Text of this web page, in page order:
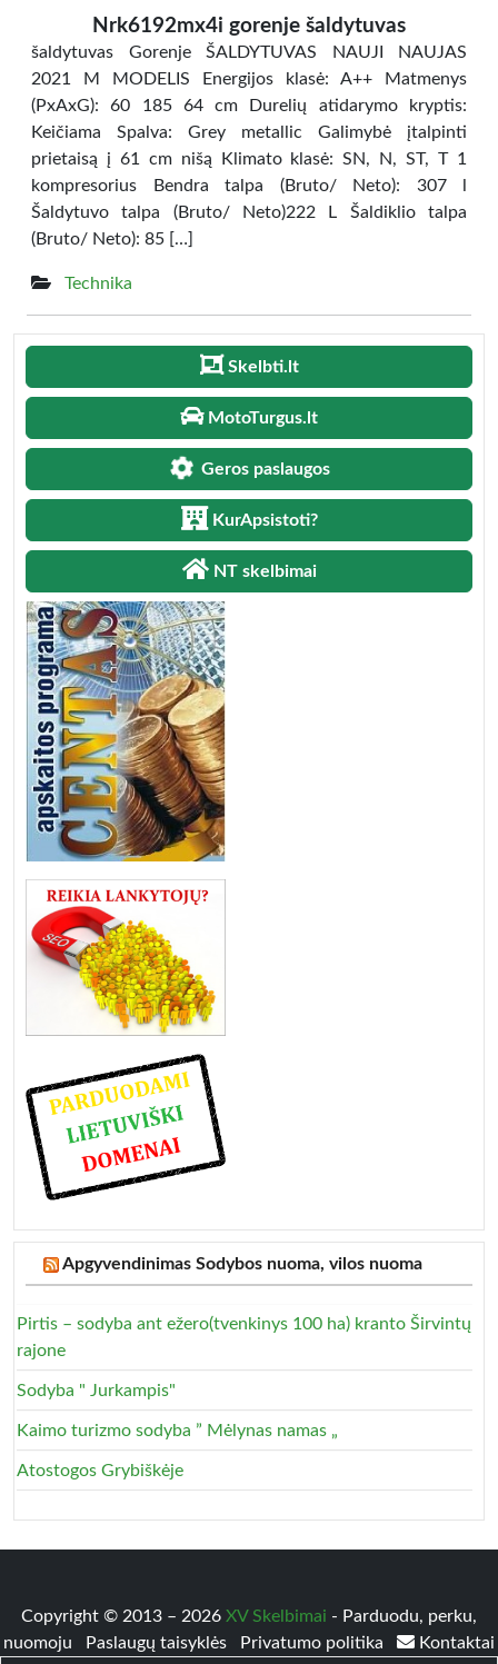
Nrk6192mx4i gorenje šaldytuvas
šaldytuvas Gorenje ŠALDYTUVAS NAUJI NAUJAS
2021 M MODELIS Energijos klasė: A++ Matmenys
(PxAxG): 60 185 64 cm Durelių atidarymo kryptis:
Keičiama Spalva: Grey metallic Galimybė įtalpinti
prietaisą į 61 cm nišą Klimato klasė: SN, N, ST, T 1
kompresorius Bendra talpa (Bruto/ Neto): 307 l
Šaldytuvo talpa (Bruto/ Neto)222 L Šaldiklio talpa
(Bruto/ Neto): 85 […]
Technika
Skelbti.lt
MotoTurgus.lt
Geros paslaugos
KurApsistoti?
NT skelbimai
Apgyvendinimas Sodybos nuoma, vilos nuoma
Pirtis – sodyba ant ežero(tvenkinys 100 ha) kranto Širvintų
rajone
Sodyba " Jurkampis"
Kaimo turizmo sodyba ” Mėlynas namas „
Atostogos Grybiškėje
Copyright © 2013 – 2026 XV Skelbimai - Parduodu, perku,
nuomoju
Paslaugų taisyklės Privatumo politika Kontaktai